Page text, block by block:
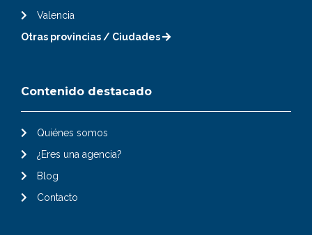
Valencia
Otras provincias / Ciudades
Contenido destacado
Quiénes somos
¿Eres una agencia?
Blog
Contacto